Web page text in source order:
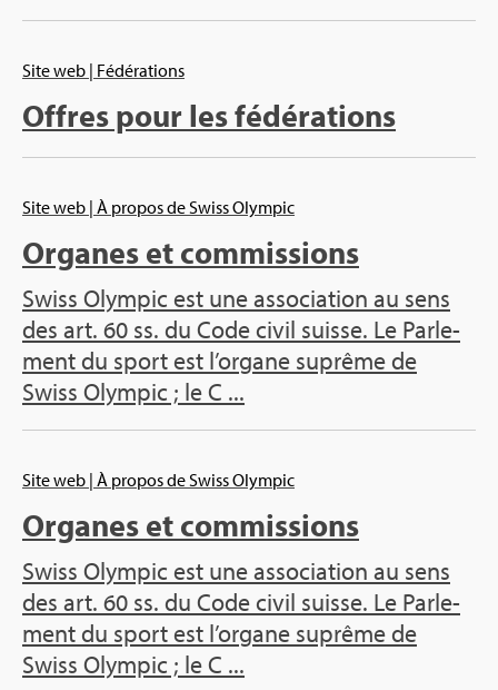
Site web | Fédé­ra­tions
Offres pour les fédé­ra­tions
Site web | À pro­pos de Swiss Olym­pic
Organes et com­mis­sions
Swiss Olym­pic est une asso­cia­tion au sens
des art. 60 ss. du Code civil suisse. Le Par­le­
ment du sport est l’or­gane suprême de
Swiss Olym­pic ; le C ...
Site web | À pro­pos de Swiss Olym­pic
Organes et com­mis­sions
Swiss Olym­pic est une asso­cia­tion au sens
des art. 60 ss. du Code civil suisse. Le Par­le­
ment du sport est l’or­gane suprême de
Swiss Olym­pic ; le C ...